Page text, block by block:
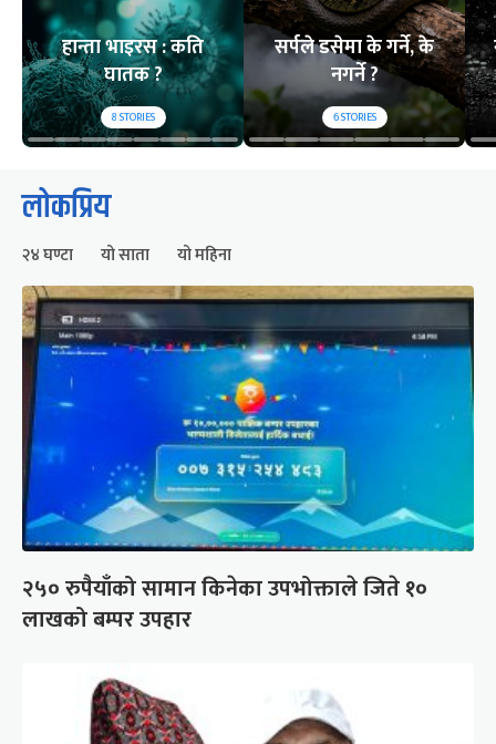
हान्ता भाइरस : कति
घातक ?
8STORIES
सर्पले डसेमा के गर्ने, के
नगर्ने ?
6STORIES
लोकप्रिय
२४ घण्टा यो साता यो महिना
२५० रुपैयाँको सामान किनेका उपभोक्ताले जिते १०
लाखको बम्पर उपहार